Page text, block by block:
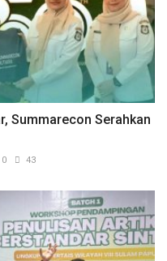
Summarecon Serahkan
0 43